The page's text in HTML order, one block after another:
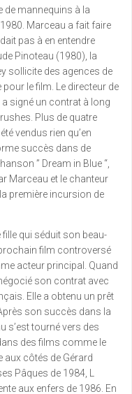
de mannequins à la
Marceau a fait faire
pas à en entendre
Pinoteau (1980), la
sollicite des agences de
le film. Le directeur de
a signé un contrat à long
Plus de quatre
vendus rien qu’en
succès dans de
” Dream in Blue “,
Marceau et le chanteur
première incursion de
fille qui séduit son beau-
film controversé
acteur principal. Quand
son contrat avec
Elle a obtenu un prêt
son succès dans la
s’est tourné vers des
des films comme le
aux côtés de Gérard
Pâques de 1984, L
aux enfers de 1986. En